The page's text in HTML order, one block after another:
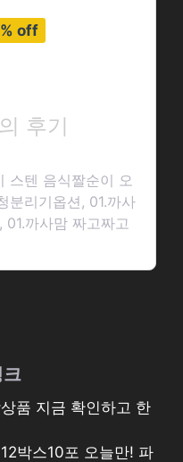
off
후기
스텐 음식짤순이 오
분리기옵션, 01.까사
01.까사맘 짜고짜고
품 지금 확인하고 한
박스10포 오늘만! 파